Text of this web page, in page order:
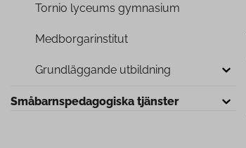
Tornio lyceums gymnasium
Med­bor­ga­rins­ti­tut
Grund­läg­gan­de utbildning
Små­barns­pe­da­go­gis­ka tjänster